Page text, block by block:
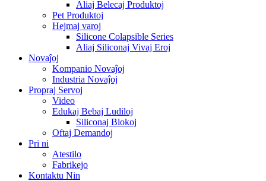
Aliaj Belecaj Produktoj
Pet Produktoj
Hejmaj varoj
Silicone Colapsible Series
Aliaj Siliconaj Vivaj Eroj
Novaĵoj
Kompanio Novaĵoj
Industria Novaĵoj
Propraj Servoj
Video
Edukaj Bebaj Ludiloj
Siliconaj Blokoj
Oftaj Demandoj
Pri ni
Atestilo
Fabrikejo
Kontaktu Nin